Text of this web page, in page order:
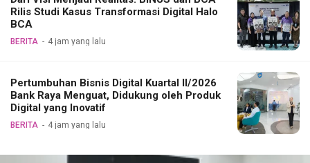
Rilis Studi Kasus Transformasi Digital Halo
BCA
BERITA 4 jam yang lalu
Pertumbuhan Bisnis Digital Kuartal II/2026
Bank Raya Menguat, Didukung oleh Produk
Digital yang Inovatif
BERITA 4 jam yang lalu